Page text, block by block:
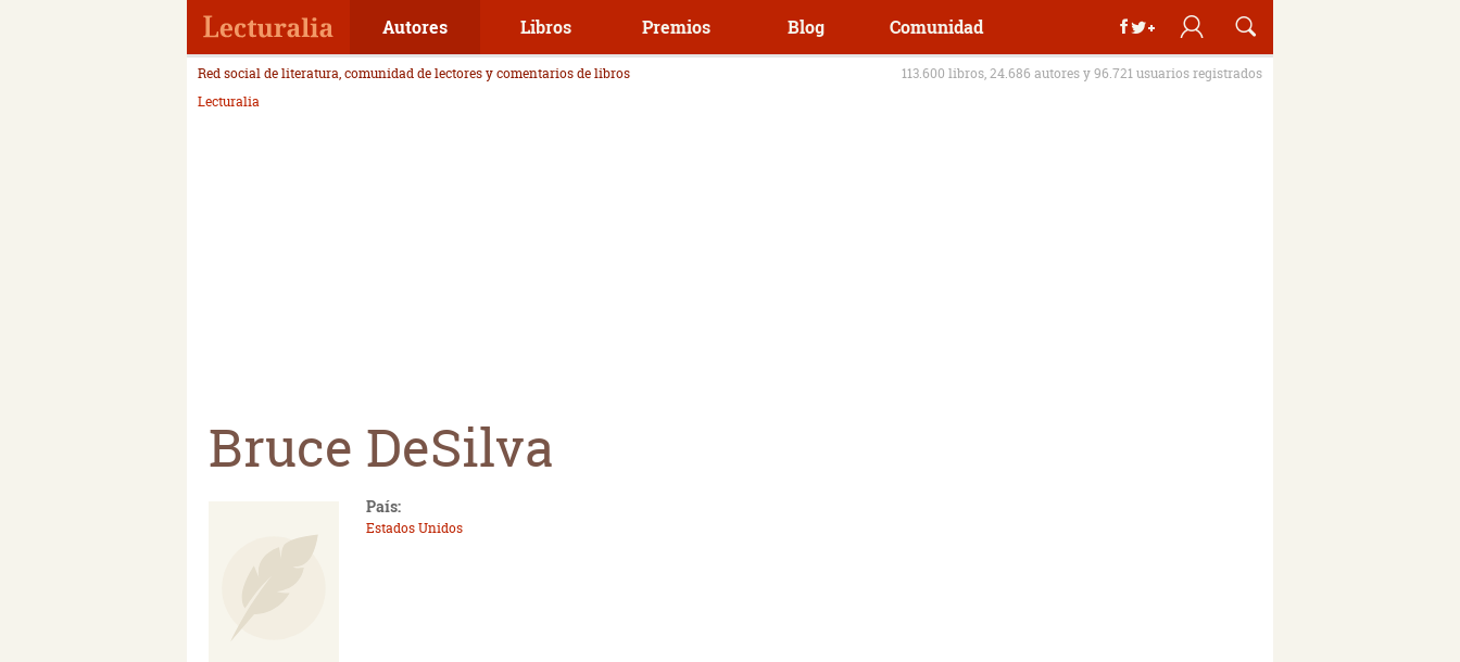
Autores Libros Premios Blog Comunidad
Red social de literatura, comunidad de lectores y comentarios de libros
113.600 libros, 24.686 autores y 96.721 usuarios registrados
Lecturalia
Bruce DeSilva
País:
Estados Unidos